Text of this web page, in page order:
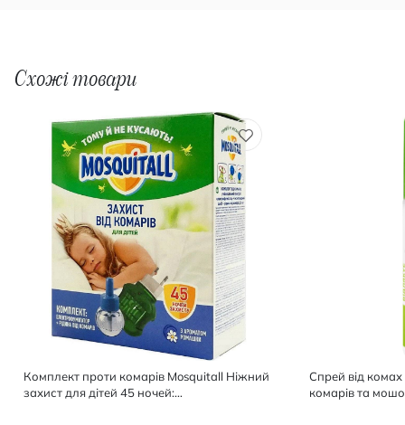
Схожі товари
Комплект проти комарів Mosquitall Ніжний
захист для дітей 45 ночей:
Спрей від комах
комарів та